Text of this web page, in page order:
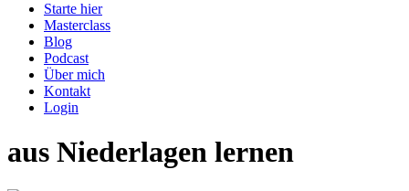
Starte hier
Masterclass
Blog
Podcast
Über mich
Kontakt
Login
aus Niederlagen lernen